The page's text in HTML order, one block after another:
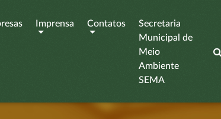
Imprensa Contatos
Secretaria
Municipal de
Meio
Ambiente
SEMA